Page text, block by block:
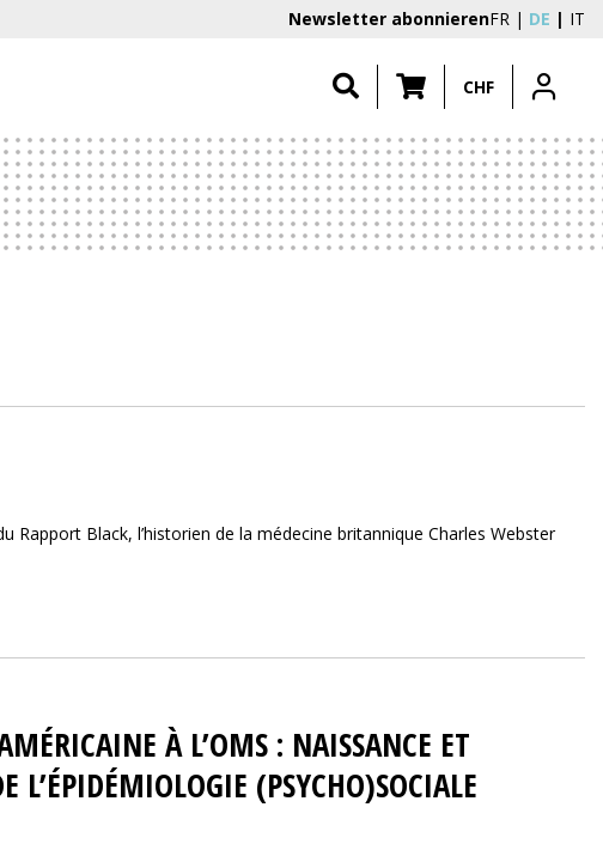
Newsletter abonnierenFR DE IT
CHF
Rapport Black, l’historien de la médecine britannique Charles Webster
À L’OMS : NAISSANCE ET
L’ÉPIDÉMIOLOGIE (PSYCHO)SOCIALE